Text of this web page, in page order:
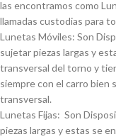
las encontramos como
llamadas custodias para
Lunetas Móviles: Son
sujetar piezas largas y
transversal del torno y
siempre con el carro bien
transversal.
Lunetas Fijas: Son
piezas largas y estas se